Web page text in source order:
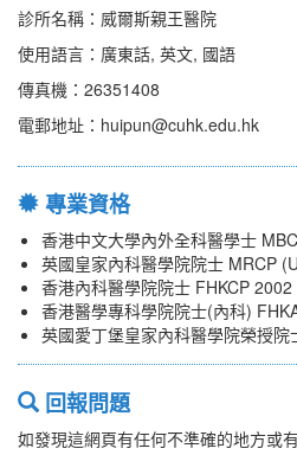
診所名稱：威爾斯親王醫院
使用語言：廣東話, 英文, 國語
傳真機：26351408
電郵地址：huipun@cuhk.edu.hk
專業資格
香港中文大學內外全科醫學士
英國皇家內科醫學院院士 MRCP
香港內科醫學院院士 FHKCP 2002
香港醫學專科學院院士(內科)
英國愛丁堡皇家內科醫學院榮授
回報問題
如發現這網頁有任何不準確的地方或